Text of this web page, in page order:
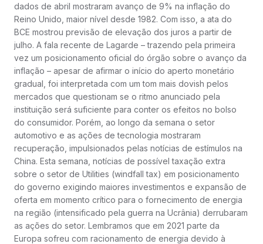
dados de abril mostraram avanço de 9% na inflação do
Reino Unido, maior nível desde 1982. Com isso, a ata do
BCE mostrou previsão de elevação dos juros a partir de
julho. A fala recente de Lagarde – trazendo pela primeira
vez um posicionamento oficial do órgão sobre o avanço da
inflação – apesar de afirmar o início do aperto monetário
gradual, foi interpretada com um tom mais dovish pelos
mercados que questionam se o ritmo anunciado pela
instituição será suficiente para conter os efeitos no bolso
do consumidor. Porém, ao longo da semana o setor
automotivo e as ações de tecnologia mostraram
recuperação, impulsionados pelas notícias de estímulos na
China. Esta semana, notícias de possível taxação extra
sobre o setor de Utilities (windfall tax) em posicionamento
do governo exigindo maiores investimentos e expansão de
oferta em momento crítico para o fornecimento de energia
na região (intensificado pela guerra na Ucrânia) derrubaram
as ações do setor. Lembramos que em 2021 parte da
Europa sofreu com racionamento de energia devido à